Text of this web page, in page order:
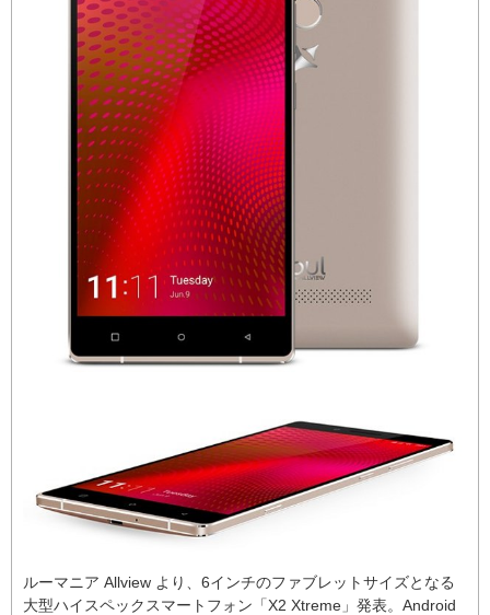
ルーマニア Allview より、6インチのファブレットサイズとなる
大型ハイスペックスマートフォン「X2 Xtreme」発表。Android